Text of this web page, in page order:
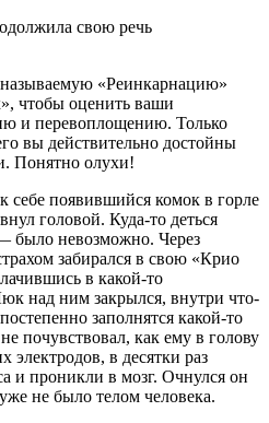
свою речь
«Реинкарнацию»
чтобы оценить ваши
и перевоплощению. Только
вы действительно достойны
Понятно олухи!
себе появившийся комок в горле
головой. Куда-то деться
было невозможно. Через
забирался в свою «Крио
в какой-то
над ним закрылся, внутри что-
заполнятся какой-то
почувствовал, как ему в голову
электродов, в десятки раз
и проникли в мозг. Очнулся он
не было телом человека.